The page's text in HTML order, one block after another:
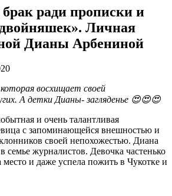
ради прописки и
Личная
Дианы Арбениной
восхищает своей
А детки Дианы- загляденье 😍😍😍
и очень талантливая
с запоминающейся внешностью и
своей непохожестью. Диана
семье журналистов. Девочка частенько
место и даже успела пожить в Чукотке и